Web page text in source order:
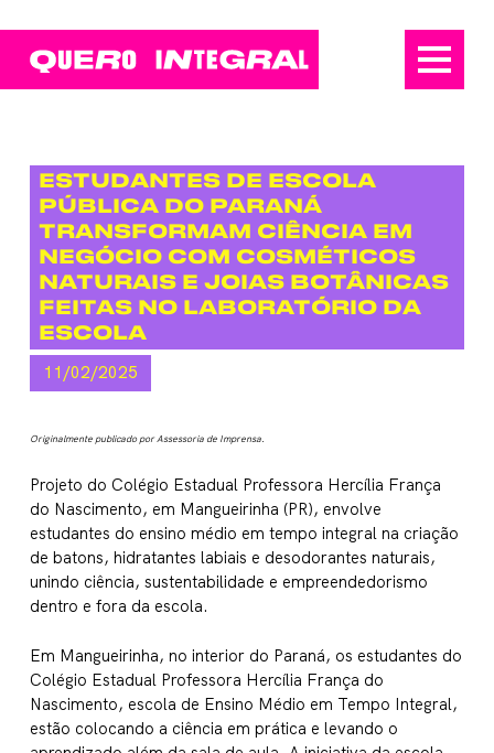
ESTUDANTES DE ESCOLA
PÚBLICA DO PARANÁ
TRANSFORMAM CIÊNCIA EM
NEGÓCIO COM COSMÉTICOS
NATURAIS E JOIAS BOTÂNICAS
FEITAS NO LABORATÓRIO DA
ESCOLA
11/02/2025
Originalmente publicado por Assessoria de Imprensa.
Projeto do Colégio Estadual Professora Hercília França
do Nascimento, em Mangueirinha (PR), envolve
estudantes do ensino médio em tempo integral na criação
de batons, hidratantes labiais e desodorantes naturais,
unindo ciência, sustentabilidade e empreendedorismo
dentro e fora da escola.
Em Mangueirinha, no interior do Paraná, os estudantes do
Colégio Estadual Professora Hercília França do
Nascimento, escola de Ensino Médio em Tempo Integral,
estão colocando a ciência em prática e levando o